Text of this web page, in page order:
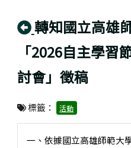
回上頁
轉知國立高雄
「2026自主學習
討會」徵稿
標籤： 活動
一、依據國立高雄師範大